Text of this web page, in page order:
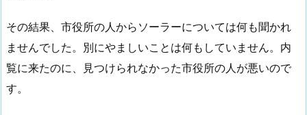
その結果、市役所の人からソーラーについては何も聞かれ
ませんでした。別にやましいことは何もしていません。内
覧に来たのに、見つけられなかった市役所の人が悪いので
す。